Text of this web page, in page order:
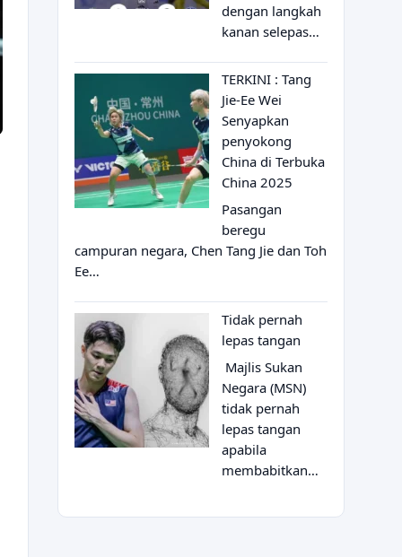
dengan langkah
kanan selepas…
TERKINI : Tang
Jie-Ee Wei
Senyapkan
penyokong
China di Terbuka
China 2025
Pasangan
beregu
campuran negara, Chen Tang Jie dan Toh
Ee…
Tidak pernah
lepas tangan
Majlis Sukan
Negara (MSN)
tidak pernah
lepas tangan
apabila
membabitkan…